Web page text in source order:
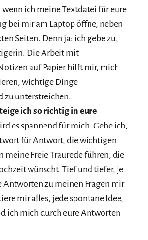
ich meine Textdatei für eure
bei mir am Laptop öffne, neben
Seiten. Denn ja: ich gebe zu,
Die Arbeit mit
auf Papier hilft mir, mich
wichtige Dinge
zu unterstreichen.
ich so richtig in eure
es spannend für mich. Gehe ich,
für Antwort, die wichtigen
meine Freie Traurede führen, die
wünscht. Tief und tiefer, je
Antworten zu meinen Fragen mir
mir alles, jede spontane Idee,
ich mich durch eure Antworten